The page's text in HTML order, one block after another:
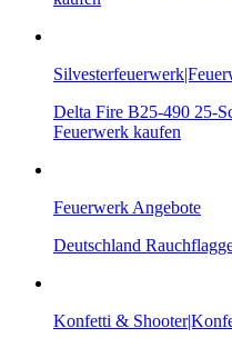
Delta Fire B25-490 25-
Feuerwerk kaufen
Feuerwerk Angebote
Deutschland
Konfetti &